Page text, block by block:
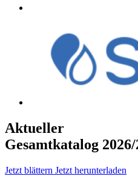
Aktueller
Gesamtkatalog 2026/
Jetzt blättern Jetzt herunterladen